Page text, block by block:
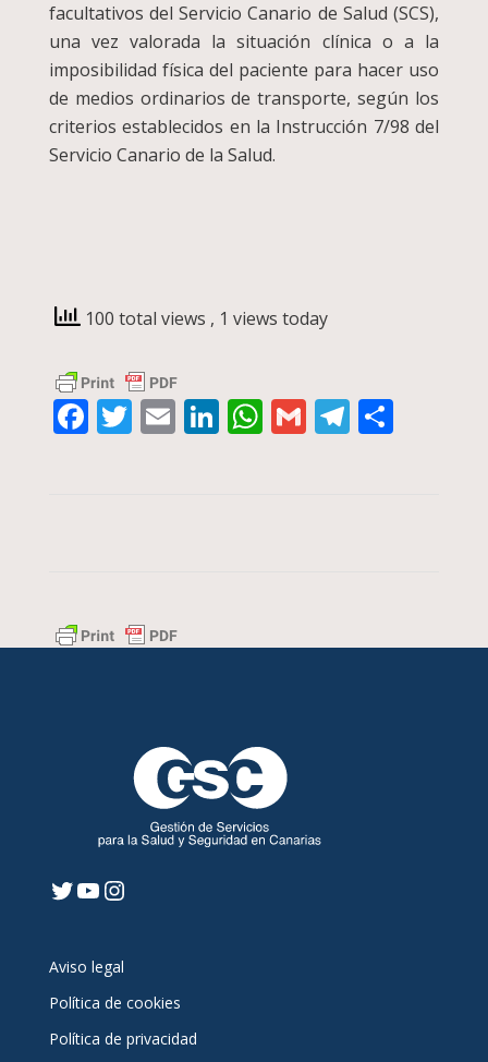
facultativos del Servicio Canario de Salud (SCS),
una vez valorada la situación clínica o a la
imposibilidad física del paciente para hacer uso
de medios ordinarios de transporte, según los
criterios establecidos en la Instrucción 7/98 del
Servicio Canario de la Salud.
100 total views , 1 views today
Facebook
Twitter
EmailLinkedIn
WhatsApp
Gmail
Twitter
YouTube
Instagram
Aviso legal
Política de cookies
Política de privacidad